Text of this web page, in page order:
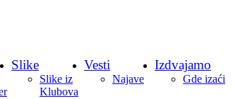
Slike
Slike iz
Klubova
Vesti
Najave
Izdvajamo
Gde izaći